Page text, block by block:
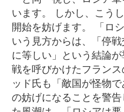
います。 しかし、こう
開始を妨げます。 「ロ
いう見方からは、「停
に等しい」という結論
戦を呼びかけたフラン
ッド氏も「敵国が怪物
の妨げになることを警